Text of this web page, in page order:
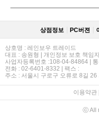
상점정보 PC버젼
상호명 : 레인보우 트레이드
대표 : 송원형 | 개인정보 보호 책임
사업자등록번호 :108-04-84864 |
전화 : 02-6401-8332 | 팩스 :
주소 : 서울시 구로구 오류로 8길 26
이용약관|
ⓒ All